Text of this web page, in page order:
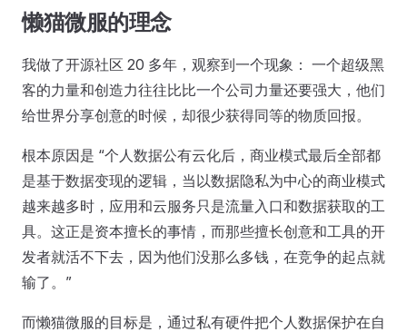
懒猫微服的理念
我做了开源社区 20 多年，观察到一个现象： 一个超级黑
客的力量和创造力往往比比一个公司力量还要强大，他们
给世界分享创意的时候，却很少获得同等的物质回报。
根本原因是 “个人数据公有云化后，商业模式最后全部都
是基于数据变现的逻辑，当以数据隐私为中心的商业模式
越来越多时，应用和云服务只是流量入口和数据获取的工
具。这正是资本擅长的事情，而那些擅长创意和工具的开
发者就活不下去，因为他们没那么多钱，在竞争的起点就
输了。”
而懒猫微服的目标是，通过私有硬件把个人数据保护在自